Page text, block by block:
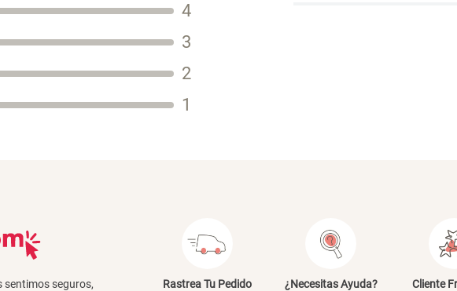
4
3
2
1
sentimos seguros,
Rastrea Tu Pedido ¿Necesitas Ayuda? Cliente